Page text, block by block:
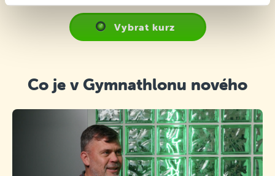
Vybrat kurz
Co je v Gymnathlonu nového